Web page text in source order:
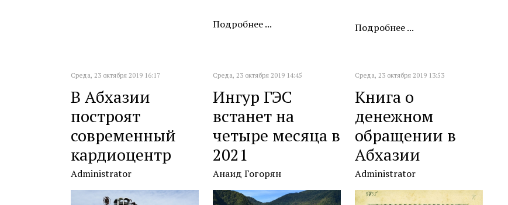
Подробнее ... Подробнее ...
Среда, 23 октября 2019 16:17
В Абхазии
построят
современный
кардиоцентр
Administrator
Среда, 23 октября 2019 14:45
Ингур ГЭС
встанет на
четыре месяца в
2021
Анаид Гогорян
Среда, 23 октября 2019 13:53
Книга о
денежном
обращении в
Абхазии
Administrator